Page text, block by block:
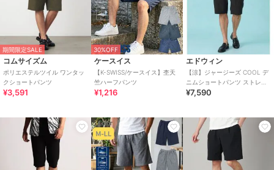
期間限定SALE
コムサイズム
ポリエステルツイル ワンタッ
クショートパンツ
¥3,591
30%OFF
ケースイス
【K-SWISS/ケースイス】杢天
竺ハーフパンツ
¥1,216
エドウィン
【涼】ジャージーズ COOL デ
ニムショートパンツ ストレッ
チ 麻 ドライタッチ
¥7,590